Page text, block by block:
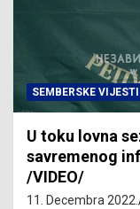
SEMBERSKE VIJESTI
U toku lovna
savremenog
/VIDEO/
11. Decembra 2022.